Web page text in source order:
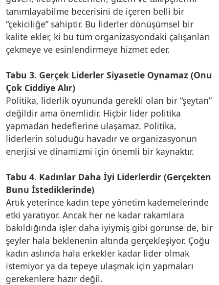
tanımlayabilme becerisini de içeren belli bir
“çekiciliğe” sahiptir. Bu liderler dönüşümsel bir
kalite ekler, ki bu tüm organizasyondaki çalışanları
çekmeye ve esinlendirmeye hizmet eder.
Tabu 3. Gerçek Liderler Siyasetle Oynamaz (Onu
Çok Ciddiye Alır)
Politika, liderlik oyununda gerekli olan bir “şeytan”
değildir ama önemlidir. Hiçbir lider politika
yapmadan hedeflerine ulaşamaz. Politika,
liderlerin soluduğu havadır ve organizasyonun
enerjisi ve dinamizmi için önemli bir kaynaktır.
Tabu 4. Kadınlar Daha İyi Liderlerdir (Gerçekten
Bunu İstediklerinde)
Artık yeterince kadın tepe yönetim kademelerinde
etki yaratıyor. Ancak her ne kadar rakamlara
bakıldığında işler daha iyiymiş gibi görünse de, bir
şeyler hala beklenenin altında gerçekleşiyor. Çoğu
kadın aslında hala erkekler kadar lider olmak
istemiyor ya da tepeye ulaşmak için yapmaları
gerekenlere hazır değil.